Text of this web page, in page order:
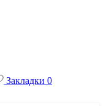
Закладки 0